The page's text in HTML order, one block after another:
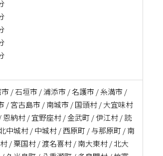
/ 石垣市 / 浦添市 / 名護市 / 糸満市 /
/ 宮古島市 / 南城市 / 国頭村 / 大宜味村
納村 / 宜野座村 / 金武町 / 伊江村 / 読
中城村 / 中城村 / 西原町 / 与那原町 / 南
/ 粟国村 / 渡名喜村 / 南大東村 / 北大